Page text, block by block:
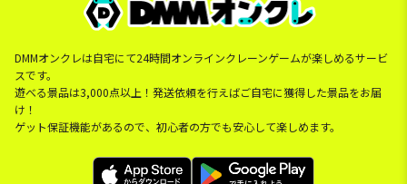
DMMオンクレは自宅にて24時間オンラインクレーンゲームが楽しめるサービ
スです。
遊べる景品は3,000点以上！発送依頼を行えばご自宅に獲得した景品をお届
け！
ゲット保証機能があるので、初心者の方でも安心して楽しめます。